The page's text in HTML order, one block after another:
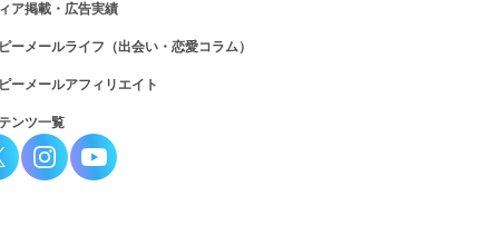
ア掲載・広告実績
ーメールライフ（出会い・恋愛コラム）
ーメールアフィリエイト
ンツ一覧